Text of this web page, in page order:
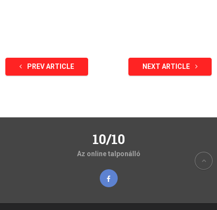
PREV ARTICLE NEXT ARTICLE
10/10
Az online talponálló